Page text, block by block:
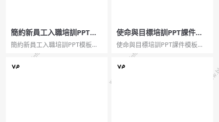
簡約新員工入職培訓PPT模
板
簡約新員工入職培訓PPT模板。
簡約設計，清新配色，包括公司
簡介、組織架構、企業文化、管
理制度幾個部分。...
使命與目標培訓PPT課件模
板
使命與目標培訓PPT課件模板。
一套教育培訓課件幻燈片模板，
橙色主色調，簡約設計，適用於
使命目標相關主題使用。...